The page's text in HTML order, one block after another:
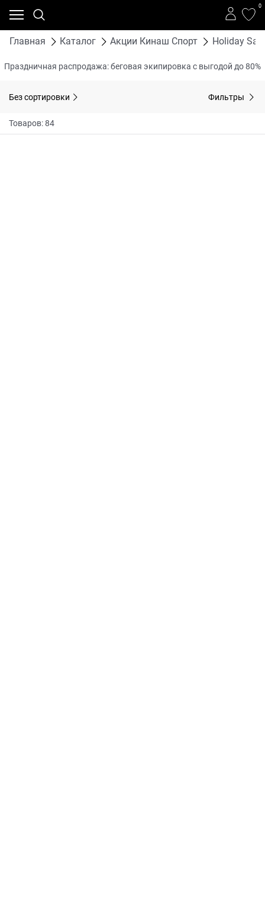
0
Главная Каталог Акции Кинаш Спорт Holiday
Праздничная распродажа: беговая экипировка с выгодой до 80%
Без сортировки Фильтры
Товаров: 84